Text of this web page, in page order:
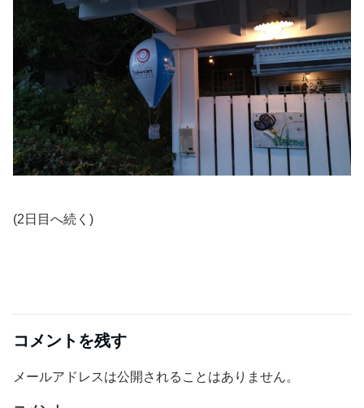
(2日目へ続く)
コメントを残す
メールアドレスは公開されることはありません。